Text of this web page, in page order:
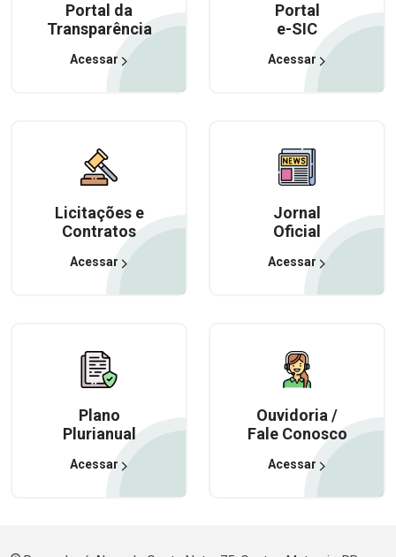
Portal da
Transparência
Acessar
Portal
e-SIC
Acessar
Licitações e
Contratos
Acessar
Jornal
Oficial
Acessar
Plano
Plurianual
Acessar
Ouvidoria /
Fale Conosco
Acessar